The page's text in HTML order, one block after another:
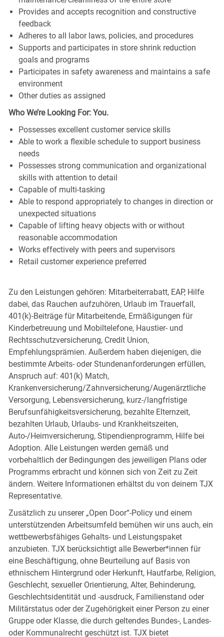
Provides and accepts recognition and constructive
feedback
Adheres to all labor laws, policies, and procedures
Supports and participates in store shrink reduction
goals and programs
Participates in safety awareness and maintains a safe
environment
Other duties as assigned
Who We’re Looking For: You.
Possesses excellent customer service skills
Able to work a flexible schedule to support business
needs
Possesses strong communication and organizational
skills with attention to detail
Capable of multi-tasking
Able to respond appropriately to changes in direction or
unexpected situations
Capable of lifting heavy objects with or without
reasonable accommodation
Works effectively with peers and supervisors
Retail customer experience preferred
Zu den Leistungen gehören: Mitarbeiterrabatt, EAP, Hilfe
dabei, das Rauchen aufzuhören, Urlaub im Trauerfall,
401(k)-Beiträge für Mitarbeitende, Ermäßigungen für
Kinderbetreuung und Mobiltelefone, Haustier- und
Rechtsschutzversicherung, Credit Union,
Empfehlungsprämien. Außerdem haben diejenigen, die
bestimmte Arbeits- oder Stundenanforderungen erfüllen,
Anspruch auf: 401(k) Match,
Krankenversicherung/Zahnversicherung/Augenärztliche
Versorgung, Lebensversicherung, kurz-/langfristige
Berufsunfähigkeitsversicherung, bezahlte Elternzeit,
bezahlten Urlaub, Urlaubs- und Krankheitszeiten,
Auto-/Heimversicherung, Stipendienprogramm, Hilfe bei
Adoption. Alle Leistungen werden gemäß und
vorbehaltlich der Bedingungen des jeweiligen Plans oder
Programms erbracht und können sich von Zeit zu Zeit
ändern. Weitere Informationen erhältst du von deinem TJX
Representative.
Zusätzlich zu unserer „Open Door“-Policy und einem
unterstützenden Arbeitsumfeld bemühen wir uns auch, ein
wettbewerbsfähiges Gehalts- und Leistungspaket
anzubieten. TJX berücksichtigt alle Bewerber*innen für
eine Beschäftigung, ohne Beurteilung auf Basis von
ethnischem Hintergrund oder Herkunft, Hautfarbe, Religion,
Geschlecht, sexueller Orientierung, Alter, Behinderung,
Geschlechtsidentität und -ausdruck, Familienstand oder
Militärstatus oder der Zugehörigkeit einer Person zu einer
Gruppe oder Klasse, die durch geltendes Bundes-, Landes-
oder Kommunalrecht geschützt ist. TJX bietet